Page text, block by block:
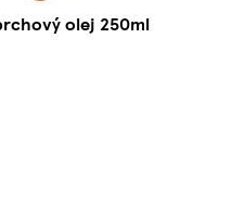
olej 250ml